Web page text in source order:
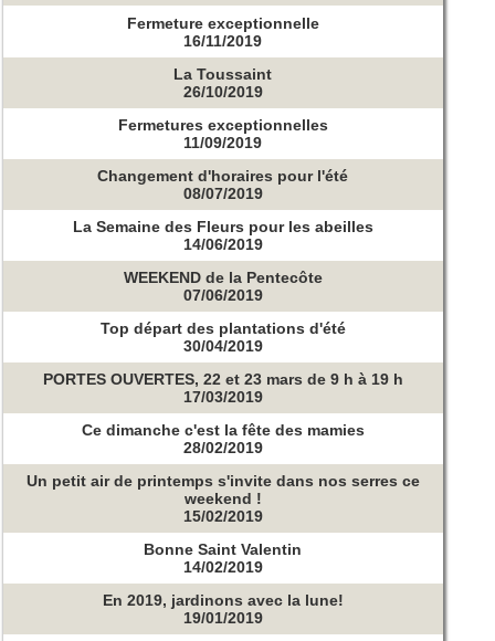
Fermeture exceptionnelle
16/11/2019
La Toussaint
26/10/2019
Fermetures exceptionnelles
11/09/2019
Changement d'horaires pour l'été
08/07/2019
La Semaine des Fleurs pour les abeilles
14/06/2019
WEEKEND de la Pentecôte
07/06/2019
Top départ des plantations d'été
30/04/2019
PORTES OUVERTES, 22 et 23 mars de 9 h à 19 h
17/03/2019
Ce dimanche c'est la fête des mamies
28/02/2019
Un petit air de printemps s'invite dans nos serres ce
weekend !
15/02/2019
Bonne Saint Valentin
14/02/2019
En 2019, jardinons avec la lune!
19/01/2019